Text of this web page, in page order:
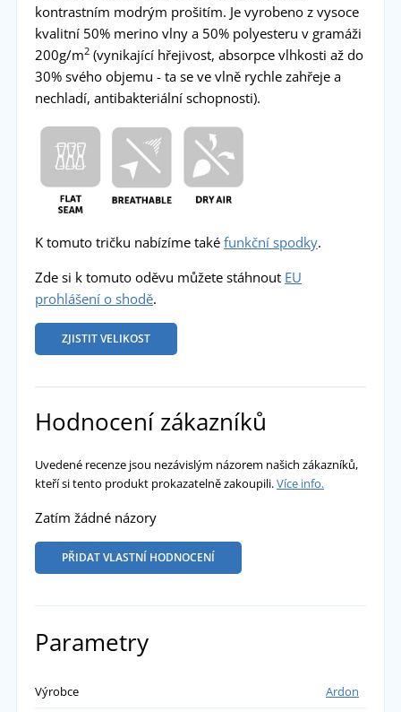
kontrastním modrým prošitím. Je vyrobeno z vysoce
kvalitní 50% merino vlny a 50% polyesteru v gramáži
200g/m2(vynikající hřejivost, absorpce vlhkosti až do
30% svého objemu - ta se ve vlně rychle zahřeje a
nechladí, antibakteriální schopnosti).
K tomuto tričku nabízíme také funkční spodky.
Zde si k tomuto oděvu můžete stáhnout EU
prohlášení o shodě.
ZJISTIT VELIKOST
Hodnocení zákazníků
Uvedené recenze jsou nezávislým názorem našich zákazníků,
kteří si tento produkt prokazatelně zakoupili.Více info.
Zatím žádné názory
PŘIDAT VLASTNÍ HODNOCENÍ
Parametry
Výrobce Ardon